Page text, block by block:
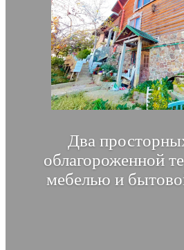
Два
облагороженной
мебелью и